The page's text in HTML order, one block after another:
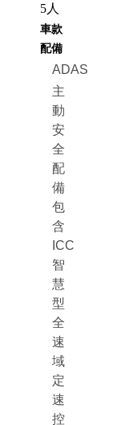
5人
車款
配備
ADAS
主
動
安
全
配
備
包
含
ICC
智
慧
型
全
速
域
定
速
控